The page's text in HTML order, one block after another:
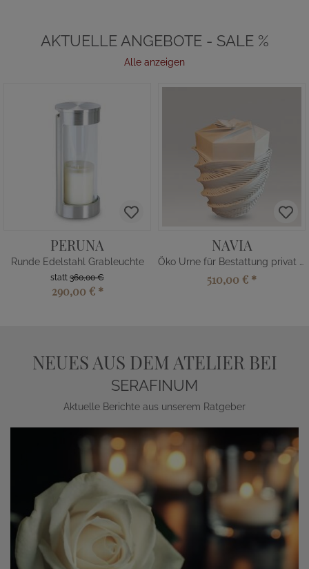
AKTUELLE ANGEBOTE - SALE %
Alle anzeigen
PERUNA
Runde Edelstahl Grableuchte
statt 360,00 €
290,00 € *
NAVIA
Öko Urne für Bestattung privat kaufen
510,00 € *
NEUES AUS DEM ATELIER BEI
SERAFINUM
Aktuelle Berichte aus unserem Ratgeber